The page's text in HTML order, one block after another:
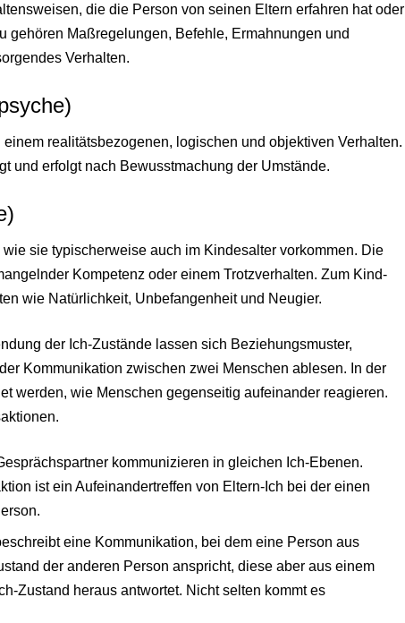
die die Person von seinen Eltern erfahren hat oder
gehören Maßregelungen, Befehle, Ermahnungen und
Verhalten.
realitätsbezogenen, logischen und objektiven Verhalten.
und erfolgt nach Bewusstmachung der Umstände.
sie typischerweise auch im Kindesalter vorkommen. Die
Kompetenz oder einem Trotzverhalten. Zum Kind-
wie Natürlichkeit, Unbefangenheit und Neugier.
der Ich-Zustände lassen sich Beziehungsmuster,
Kommunikation zwischen zwei Menschen ablesen. In der
werden, wie Menschen gegenseitig aufeinander reagieren.
kommunizieren in gleichen Ich-Ebenen.
ist ein Aufeinandertreffen von Eltern-Ich bei der einen
eine Kommunikation, bei dem eine Person aus
der anderen Person anspricht, diese aber aus einem
Zustand heraus antwortet. Nicht selten kommt es